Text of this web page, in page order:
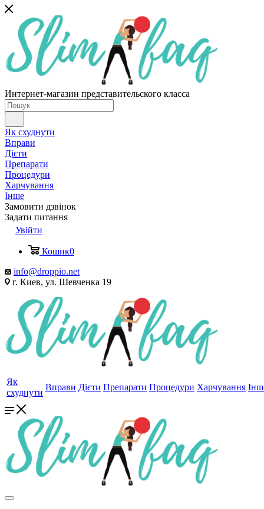
Интернет-магазин представительского класса
Як схуднути
Вправи
Дієти
Препарати
Процедури
Харчування
Інше
Замовити дзвінок
Задати питання
Увійти
Кошик0
info@droppio.net
г. Киев, ул. Шевченка 19
Як
схуднути
Вправи Дієти Препарати Процедури Харчування